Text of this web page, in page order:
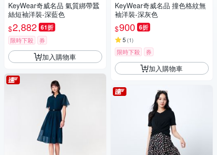
KeyWear奇威名品 氣質綁帶蠶
絲短袖洋裝-深藍色
$2,882 61折
限時下殺 券
加入購物車
KeyWear奇威名品 撞色格紋無
袖洋裝-深灰色
$900 6折
5 (1)
限時下殺 券
加入購物車